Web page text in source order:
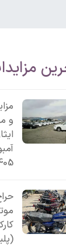
و
405 ، وانت
(پلیس)